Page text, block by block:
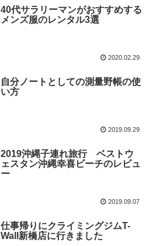
40代サラリーマンがおすすめする
メンズ服のレンタル3選
2020.02.29
自分ノートとしての測量野帳の使
い方
2019.09.29
2019沖縄子連れ旅行 ベストウ
ェスタン沖縄幸喜ビーチのレビュ
ー
2019.09.07
仕事帰りにクライミングジムT-
Wall新橋店に行きました